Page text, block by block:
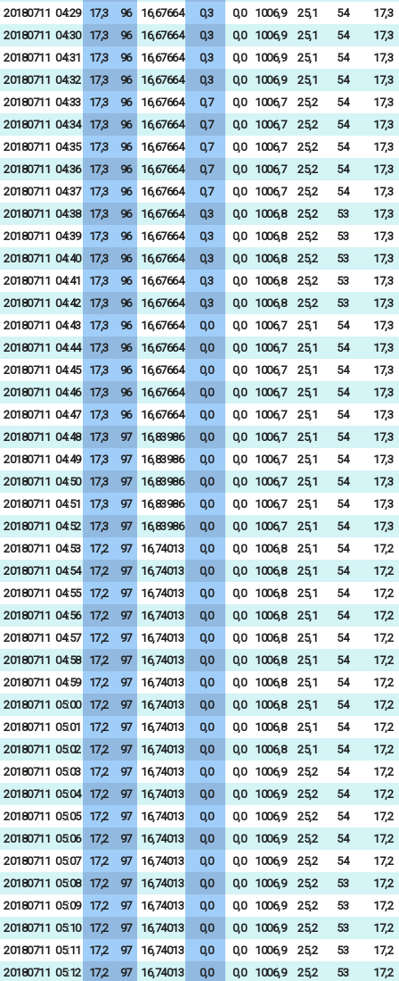
20180711 04:29 17,3 96 16,67664 0,3 0,0 1006,9 25,1 54
17,3
20180711 04:30 17,3 96 16,67664 0,3 0,0 1006,9 25,1 54
17,3
20180711 04:31 17,3 96 16,67664 0,3 0,0 1006,9 25,1 54
17,3
20180711 04:32 17,3 96 16,67664 0,3 0,0 1006,9 25,1 54
17,3
20180711 04:33 17,3 96 16,67664 0,7 0,0 1006,7 25,2 54
17,3
20180711 04:34 17,3 96 16,67664 0,7 0,0 1006,7 25,2 54
17,3
20180711 04:35 17,3 96 16,67664 0,7 0,0 1006,7 25,2 54
17,3
20180711 04:36 17,3 96 16,67664 0,7 0,0 1006,7 25,2 54
17,3
20180711 04:37 17,3 96 16,67664 0,7 0,0 1006,7 25,2 54
17,3
20180711 04:38 17,3 96 16,67664 0,3 0,0 1006,8 25,2 53
17,3
20180711 04:39 17,3 96 16,67664 0,3 0,0 1006,8 25,2 53
17,3
20180711 04:40 17,3 96 16,67664 0,3 0,0 1006,8 25,2 53
17,3
20180711 04:41 17,3 96 16,67664 0,3 0,0 1006,8 25,2 53
17,3
20180711 04:42 17,3 96 16,67664 0,3 0,0 1006,8 25,2 53
17,3
20180711 04:43 17,3 96 16,67664 0,0 0,0 1006,7 25,1 54
17,3
20180711 04:44 17,3 96 16,67664 0,0 0,0 1006,7 25,1 54
17,3
20180711 04:45 17,3 96 16,67664 0,0 0,0 1006,7 25,1 54
17,3
20180711 04:46 17,3 96 16,67664 0,0 0,0 1006,7 25,1 54
17,3
20180711 04:47 17,3 96 16,67664 0,0 0,0 1006,7 25,1 54
17,3
20180711 04:48 17,3 97 16,83986 0,0 0,0 1006,7 25,1 54
17,3
20180711 04:49 17,3 97 16,83986 0,0 0,0 1006,7 25,1 54
17,3
20180711 04:50 17,3 97 16,83986 0,0 0,0 1006,7 25,1 54
17,3
20180711 04:51 17,3 97 16,83986 0,0 0,0 1006,7 25,1 54
17,3
20180711 04:52 17,3 97 16,83986 0,0 0,0 1006,7 25,1 54
17,3
20180711 04:53 17,2 97 16,74013 0,0 0,0 1006,8 25,1 54
17,2
20180711 04:54 17,2 97 16,74013 0,0 0,0 1006,8 25,1 54
17,2
20180711 04:55 17,2 97 16,74013 0,0 0,0 1006,8 25,1 54
17,2
20180711 04:56 17,2 97 16,74013 0,0 0,0 1006,8 25,1 54
17,2
20180711 04:57 17,2 97 16,74013 0,0 0,0 1006,8 25,1 54
17,2
20180711 04:58 17,2 97 16,74013 0,0 0,0 1006,8 25,1 54
17,2
20180711 04:59 17,2 97 16,74013 0,0 0,0 1006,8 25,1 54
17,2
20180711 05:00 17,2 97 16,74013 0,0 0,0 1006,8 25,1 54
17,2
20180711 05:01 17,2 97 16,74013 0,0 0,0 1006,8 25,1 54
17,2
20180711 05:02 17,2 97 16,74013 0,0 0,0 1006,8 25,1 54
17,2
20180711 05:03 17,2 97 16,74013 0,0 0,0 1006,9 25,2 54
17,2
20180711 05:04 17,2 97 16,74013 0,0 0,0 1006,9 25,2 54
17,2
20180711 05:05 17,2 97 16,74013 0,0 0,0 1006,9 25,2 54
17,2
20180711 05:06 17,2 97 16,74013 0,0 0,0 1006,9 25,2 54
17,2
20180711 05:07 17,2 97 16,74013 0,0 0,0 1006,9 25,2 54
17,2
20180711 05:08 17,2 97 16,74013 0,0 0,0 1006,9 25,2 53
17,2
20180711 05:09 17,2 97 16,74013 0,0 0,0 1006,9 25,2 53
17,2
20180711 05:10 17,2 97 16,74013 0,0 0,0 1006,9 25,2 53
17,2
20180711 05:11 17,2 97 16,74013 0,0 0,0 1006,9 25,2 53
17,2
20180711 05:12 17,2 97 16,74013 0,0 0,0 1006,9 25,2 53
17,2